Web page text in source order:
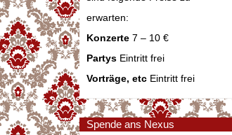
erwarten:
Konzerte 7 – 10 €
Partys Eintritt frei
Vorträge, etc Eintritt frei
Spende ans Nexus